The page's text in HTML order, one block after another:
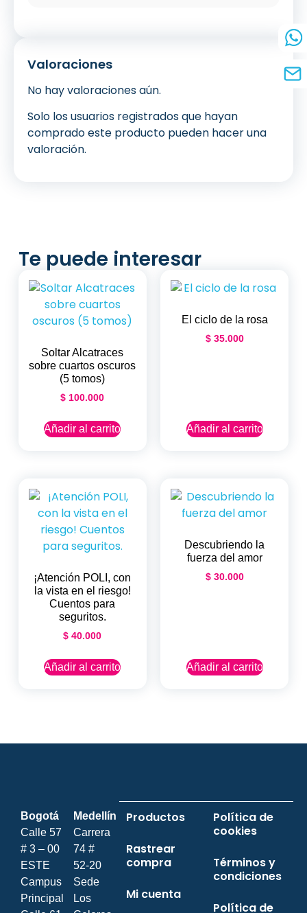
Valoraciones
No hay valoraciones aún.
Solo los usuarios registrados que hayan
comprado este producto pueden hacer una
valoración.
Te puede interesar
Soltar Alcatraces
sobre cuartos oscuros
(5 tomos)
$ 100.000
Añadir al carrito
El ciclo de la rosa
$35.000
Añadir al carrito
¡Atención POLI, con
la vista en el riesgo!
Cuentos para
seguritos.
$ 40.000
Añadir al carrito
Descubriendo la
fuerza del amor
$30.000
Añadir al carrito
Bogotá
Calle 57
# 3 – 00
ESTE
Campus
Principal
Medellín
Carrera
74 #
52-20
Sede
Los
Productos
Rastrear
compra
Mi cuenta
Política de
cookies
Términos y
condiciones
Política de